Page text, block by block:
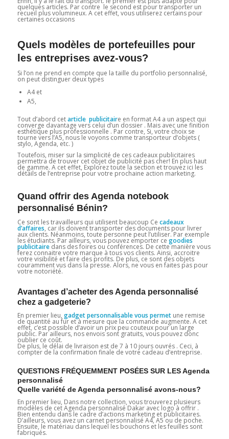
quelques articles. Par contre le second est pour transporter un
recueil plus volumineux. A cet effet, vous utiliserez certains pour
certaines occasions
Quels modèles de portefeuilles pour
les entreprises avez-vous?
Si l’on ne prend en compte que la taille du portfolio personnalisé,
on peut distinguer deux types
A4 et
A5,
Tout d’abord cetarticle publicitaire en format A4 a un aspect qui
converge davantage vers celui d’un dossier . Mais avec une finition
esthétique plus professionnelle . Par contre, Si, votre choix se
tourne vers l’A5, nous le voyons comme transporteur d’objets (
stylo, Agenda, etc. )
Toutefois, miser sur la simplicité de ces cadeaux publicitaires
permettra de trouver cet objet de publicité pas cher! En plus haut
de gamme. A cet effet, Explorez toute la section et trouvez ici les
détails de l’entreprise pour votre prochaine action marketing.
Quand offrir des Agenda notebook
personnalisé Bénin?
Ce sont les travailleurs qui utilisent beaucoup Ce cadeaux
d’affaires, car ils doivent transporter des documents pour livrer
aux clients. Néanmoins, toute personne peut l’utiliser. Par exemple
les étudiants. Par ailleurs, vous pouvez emporter ce goodies
publicitaire dans des foires ou conférences. De cette manière vous
ferez connaitre votre marque à tous vos clients. Ainsi, accroitre
votre visibilité et faire des profits. De plus, ce sont des objets
couramment vus dans la presse. Alors, ne vous en faites pas pour
votre notoriété.
Avantages d’acheter des Agenda personnalisé
chez a gadgeterie?
En premier lieu, gadget personnalisable vous permetune remise
de quantité au fur et à mesure que la commande augmente. A cet
effet, c’est possible d’avoir un prix peu couteux pour un large
public. Par ailleurs, nos envois sont gratuits, vous pouvez donc
oublier ce coût.
De plus, le délai de livraison est de 7 à 10 jours ouvrés . Ceci, à
compter de la confirmation finale de votre cadeau d’entreprise.
QUESTIONS FRÉQUEMMENT POSÉES SUR LES Agenda
personnalisé
Quelle variété de Agenda personnalisé avons-nous?
En premier lieu, Dans notre collection, vous trouverez plusieurs
modèles de cet Agenda personnalisé Dakar avec logo à offrir .
Bien entendu dans le cadre d’actions marketing et publicitaires.
D’ailleurs, vous avez un carnet personnalisé A4, A5 ou de poche.
Ensuite, le matériau dans lequel les bouchons et les feuilles sont
fabriqués.